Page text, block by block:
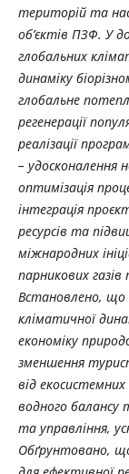
територій та
об’єктів ПЗФ. У
глобальних
динаміку
глобальне
регенерації
реалізації
– удосконалення
оптимізація
інтеграція
ресурсів та
міжнародних
парникових газів
Встановлено, що
кліматичної
економіку
зменшення
від
водного
та управління,
Обґрунтовано,